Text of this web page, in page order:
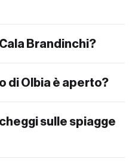
Brandinchi?
di Olbia è aperto?
sulle spiagge